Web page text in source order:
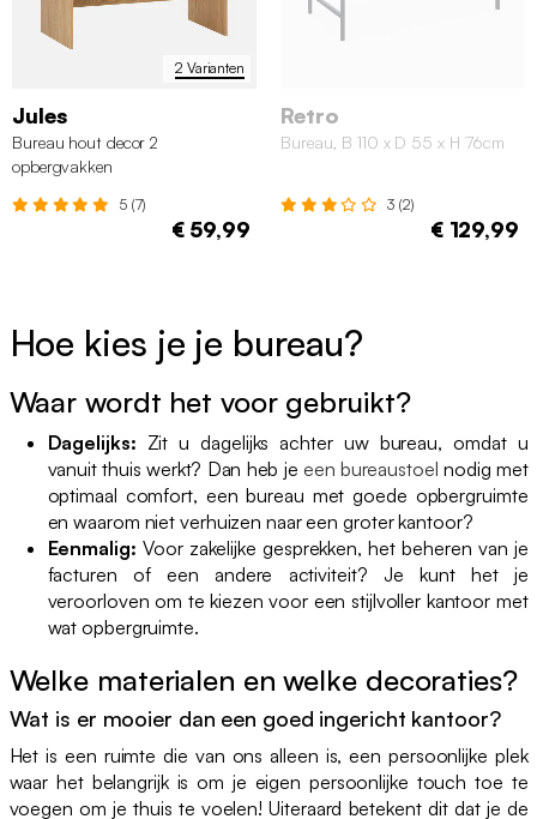
2 Varianten
Jules
Bureau hout decor 2
opbergvakken
5 (7)
€ 59,99
Retro
Bureau, B 110 x D 55 x H 76cm
3 (2)
€ 129,99
Hoe kies je je bureau?
Waar wordt het voor gebruikt?
Dagelijks: Zit u dagelijks achter uw bureau, omdat u
vanuit thuis werkt? Dan heb je een bureaustoel nodig met
optimaal comfort, een bureau met goede opbergruimte
en waarom niet verhuizen naar een groter kantoor?
Eenmalig: Voor zakelijke gesprekken, het beheren van je
facturen of een andere activiteit? Je kunt het je
veroorloven om te kiezen voor een stijlvoller kantoor met
wat opbergruimte.
Welke materialen en welke decoraties?
Wat is er mooier dan een goed ingericht kantoor?
Het is een ruimte die van ons alleen is, een persoonlijke plek
waar het belangrijk is om je eigen persoonlijke touch toe te
voegen om je thuis te voelen! Uiteraard betekent dit dat je de